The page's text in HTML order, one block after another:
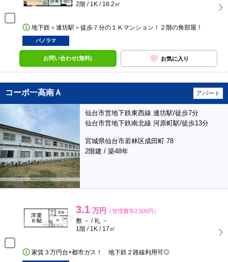
2階 / 1K / 18.2㎡
地下鉄＜連坊駅＞徒歩７分の１Ｋマンション！２階の角部屋！
パノラマ
お問い合わせ(無料) お気に入り
コーポ一高南Ａ アパート
仙台市営地下鉄東西線 連坊駅/徒歩7分
仙台市営地下鉄南北線 河原町駅/徒歩13分
宮城県仙台市若林区成田町 78
2階建 / 築48年
3.1 万円 （管理費等2,000円）
敷 － / 礼 －
1階 / 1K / 17㎡
家賃３万円台×都市ガス！ 地下鉄２路線利用可◎